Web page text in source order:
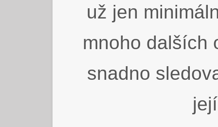
už jen
mnoho dalších
snadno